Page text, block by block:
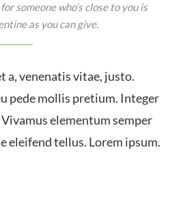
someone who’s close to you is
as you can give.
a, venenatis vitae, justo.
pede mollis pretium. Integer
elementum semper
eleifend tellus. Lorem ipsum.